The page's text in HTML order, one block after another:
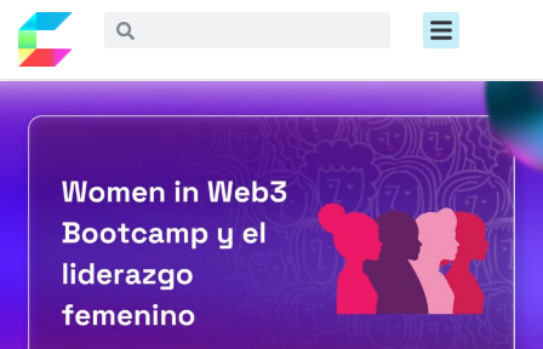
contenido
Buscar Menú